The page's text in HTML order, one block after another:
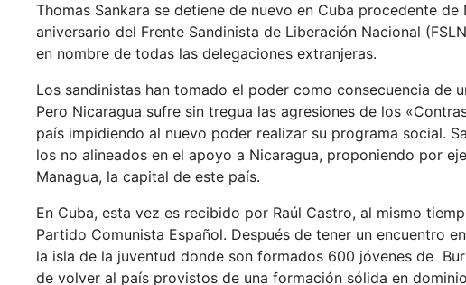
Thomas Sankara se detiene de nuevo en Cuba procedente
aniversario del Frente Sandinista de Liberación Nacional
en nombre de todas las delegaciones extranjeras.
Los sandinistas han tomado el poder como consecuencia
Pero Nicaragua sufre sin tregua las agresiones de los
país impidiendo al nuevo poder realizar su programa social.
los no alineados en el apoyo a Nicaragua, proponiendo por
Managua, la capital de este país.
En Cuba, esta vez es recibido por Raúl Castro, al mismo
Partido Comunista Español. Después de tener un encuentro
la isla de la juventud donde son formados 600 jóvenes de
de volver al país provistos de una formación sólida en